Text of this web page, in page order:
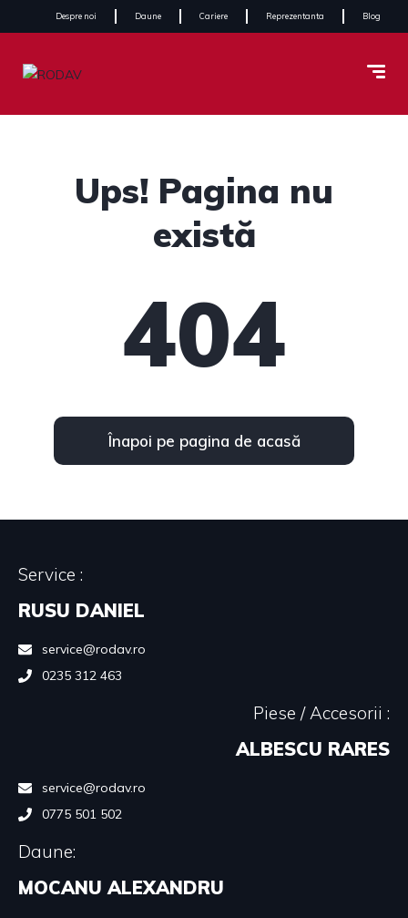
Despre noi Daune Cariere Reprezentanta Blog
Ups! Pagina nu
există
404
Înapoi pe pagina de acasă
Service :
RUSU DANIEL
service@rodav.ro
0235 312 463
Piese / Accesorii :
ALBESCU RARES
service@rodav.ro
0775 501 502
Daune:
MOCANU ALEXANDRU